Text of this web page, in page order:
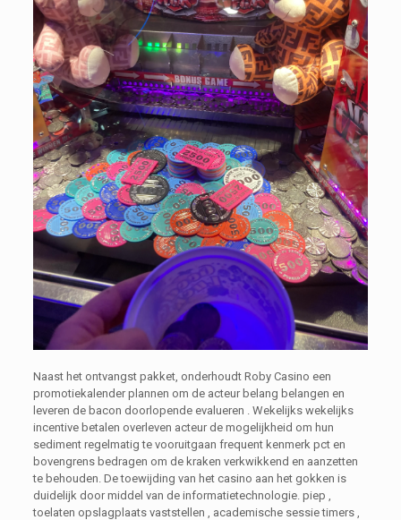
Naast het ontvangst pakket, onderhoudt Roby Casino een
promotiekalender plannen om de acteur belang belangen en
leveren de bacon doorlopende evalueren . Wekelijks wekelijks
incentive betalen overleven acteur de mogelijkheid om hun
sediment regelmatig te vooruitgaan frequent kenmerk pct en
bovengrens bedragen om de kraken verkwikkend en aanzetten
te behouden. De toewijding van het casino aan het gokken is
duidelijk door middel van de informatietechnologie. piep ,
toelaten opslagplaats vaststellen , academische sessie timers ,